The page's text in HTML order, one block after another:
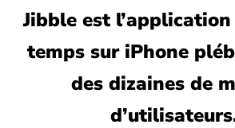
Jibble est
temps sur iPhone
des dizaines de